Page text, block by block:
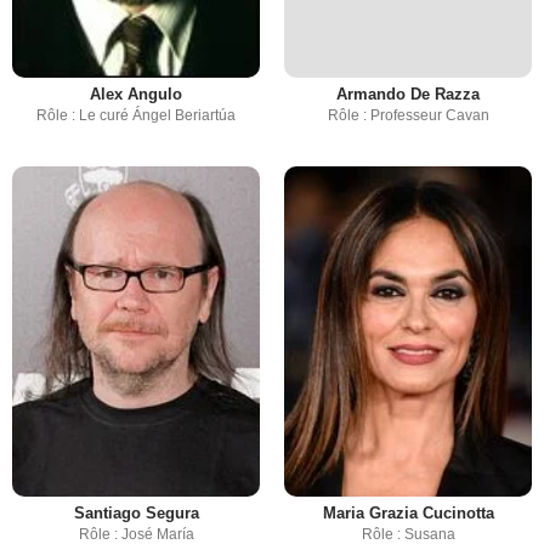
Alex Angulo
Rôle : Le curé Ángel Beriartúa
Armando De Razza
Rôle : Professeur Cavan
Santiago Segura
Rôle : José María
Maria Grazia Cucinotta
Rôle : Susana